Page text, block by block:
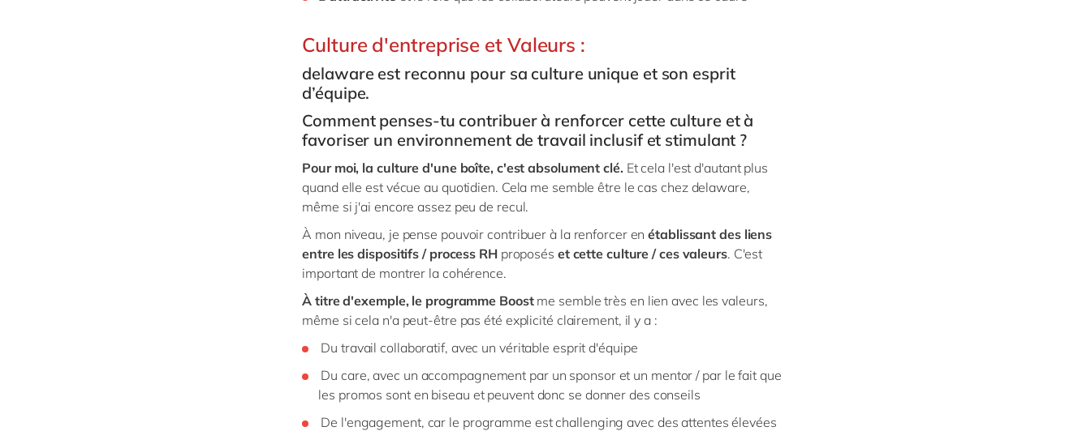
Culture d'entreprise et Valeurs :
delaware est reconnu pour sa culture unique et son esprit
d’équipe.
Comment penses-tu contribuer à renforcer cette culture et à
favoriser un environnement de travail inclusif et stimulant ?
Pour moi, la culture d'une boîte, c'est absolument clé. Et cela l'est d'autant plus
quand elle est vécue au quotidien. Cela me semble être le cas chez delaware,
même si j'ai encore assez peu de recul.
À mon niveau, je pense pouvoir contribuer à la renforcer en établissant des liens
entre les dispositifs / process RHproposés et cette culture / ces valeurs. C'est
important de montrer la cohérence.
À titre d'exemple, le programme Boostme semble très en lien avec les valeurs,
même si cela n'a peut-être pas été explicité clairement, il y a :
Du travail collaboratif, avec un véritable esprit d'équipe
Du care, avec un accompagnement par un sponsor et un mentor / par le fait que
les promos sont en biseau et peuvent donc se donner des conseils
De l'engagement, car le programme est challenging avec des attentes élevées